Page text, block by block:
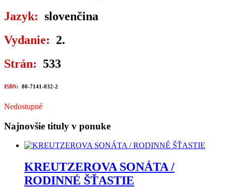
Jazyk: slovenčina
Vydanie: 2.
Strán: 533
ISBN: 80-7141-032-2
Nedostupné
Najnovšie tituly v ponuke
KREUTZEROVA SONÁTA /
RODINNÉ ŠŤASTIE